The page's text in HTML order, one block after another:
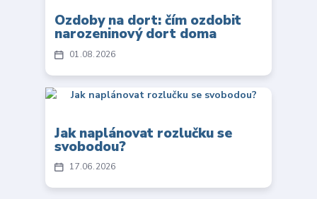
01 08 2026
Ozdoby na dort: čím ozdobit
narozeninový dort doma
17 06 2026
Jak naplánovat rozlučku se
svobodou?